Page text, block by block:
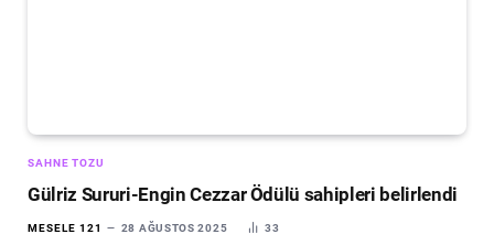
SAHNE TOZU
Gülriz Sururi-Engin Cezzar Ödülü sahipleri belirlendi
MESELE 121 28 AĞUSTOS 2025 33